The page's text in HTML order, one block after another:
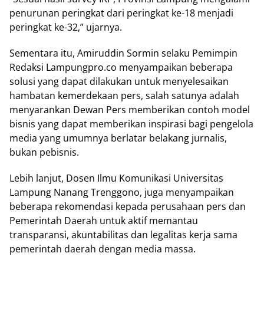
penurunan peringkat dari peringkat ke-18 menjadi
peringkat ke-32,” ujarnya.
Sementara itu, Amiruddin Sormin selaku Pemimpin
Redaksi Lampungpro.co menyampaikan beberapa
solusi yang dapat dilakukan untuk menyelesaikan
hambatan kemerdekaan pers, salah satunya adalah
menyarankan Dewan Pers memberikan contoh model
bisnis yang dapat memberikan inspirasi bagi pengelola
media yang umumnya berlatar belakang jurnalis,
bukan pebisnis.
Lebih lanjut, Dosen Ilmu Komunikasi Universitas
Lampung Nanang Trenggono, juga menyampaikan
beberapa rekomendasi kepada perusahaan pers dan
Pemerintah Daerah untuk aktif memantau
transparansi, akuntabilitas dan legalitas kerja sama
pemerintah daerah dengan media massa.